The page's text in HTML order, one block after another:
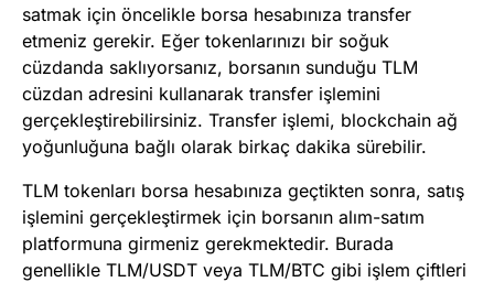
satmak için öncelikle borsa hesabınıza transfer
etmeniz gerekir. Eğer tokenlarınızı bir soğuk
cüzdanda saklıyorsanız, borsanın sunduğu TLM
cüzdan adresini kullanarak transfer işlemini
gerçekleştirebilirsiniz. Transfer işlemi, blockchain ağ
yoğunluğuna bağlı olarak birkaç dakika sürebilir.
TLM tokenları borsa hesabınıza geçtikten sonra, satış
işlemini gerçekleştirmek için borsanın alım-satım
platformuna girmeniz gerekmektedir. Burada
genellikle TLM/USDT veya TLM/BTC gibi işlem çiftleri